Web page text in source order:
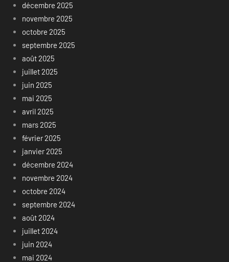
décembre 2025
novembre 2025
octobre 2025
septembre 2025
août 2025
juillet 2025
juin 2025
mai 2025
avril 2025
mars 2025
février 2025
janvier 2025
décembre 2024
novembre 2024
octobre 2024
septembre 2024
août 2024
juillet 2024
juin 2024
mai 2024